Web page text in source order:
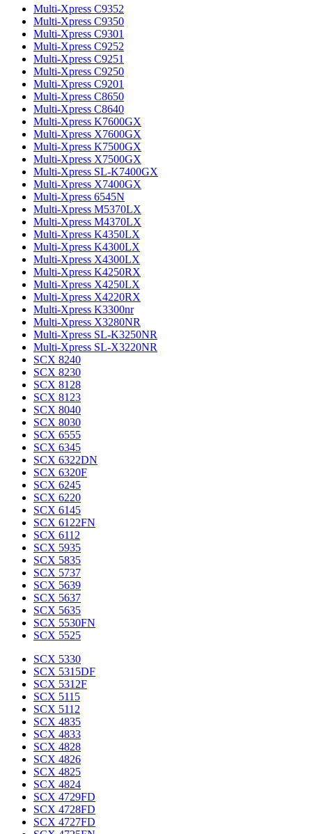
Multi-Xpress C9352
Multi-Xpress C9350
Multi-Xpress C9301
Multi-Xpress C9252
Multi-Xpress C9251
Multi-Xpress C9250
Multi-Xpress C9201
Multi-Xpress C8650
Multi-Xpress C8640
Multi-Xpress K7600GX
Multi-Xpress X7600GX
Multi-Xpress K7500GX
Multi-Xpress X7500GX
Multi-Xpress SL-K7400GX
Multi-Xpress X7400GX
Multi-Xpress 6545N
Multi-Xpress M5370LX
Multi-Xpress M4370LX
Multi-Xpress K4350LX
Multi-Xpress K4300LX
Multi-Xpress X4300LX
Multi-Xpress K4250RX
Multi-Xpress X4250LX
Multi-Xpress X4220RX
Multi-Xpress K3300nr
Multi-Xpress X3280NR
Multi-Xpress SL-K3250NR
Multi-Xpress SL-X3220NR
SCX 8240
SCX 8230
SCX 8128
SCX 8123
SCX 8040
SCX 8030
SCX 6555
SCX 6345
SCX 6322DN
SCX 6320F
SCX 6245
SCX 6220
SCX 6145
SCX 6122FN
SCX 6112
SCX 5935
SCX 5835
SCX 5737
SCX 5639
SCX 5637
SCX 5635
SCX 5530FN
SCX 5525
SCX 5330
SCX 5315DF
SCX 5312F
SCX 5115
SCX 5112
SCX 4835
SCX 4833
SCX 4828
SCX 4826
SCX 4825
SCX 4824
SCX 4729FD
SCX 4728FD
SCX 4727FD